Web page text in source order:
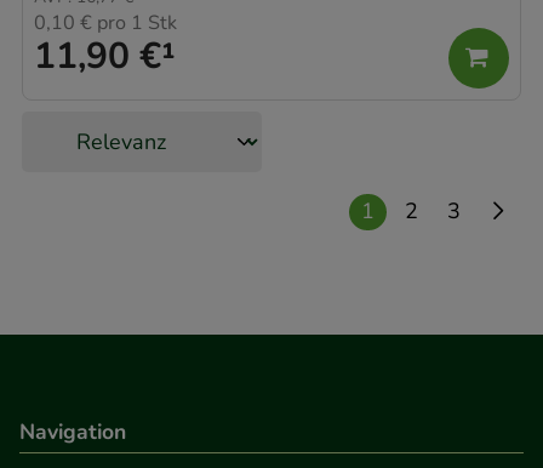
teilweise an Dritte wie z.B. Google oder soziale
Medien übertragen werden.
11,90 €¹
0,10 € pro 1 Stk
1 2 3
Navigation